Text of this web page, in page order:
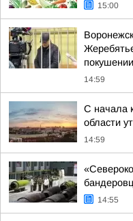
15:00
14:59
С начала
области
14:59
14:55